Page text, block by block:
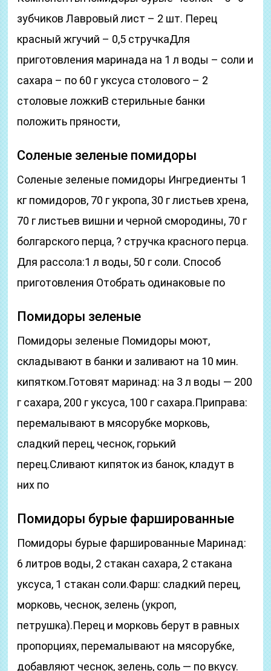
зубчиков Лавровый лист – 2 шт. Перец
красный жгучий – 0,5 стручкаДля
приготовления маринада на 1 л воды – соли и
сахара – по 60 г уксуса столового – 2
столовые ложкиВ стерильные банки
положить пряности,
Соленые зеленые помидоры
Соленые зеленые помидоры Ингредиенты 1
кг помидоров, 70 г укропа, 30 г листьев хрена,
70 г листьев вишни и черной смородины, 70 г
болгарского перца, ? стручка красного перца.
Для рассола:1 л воды, 50 г соли. Способ
приготовления Отобрать одинаковые по
Помидоры зеленые
Помидоры зеленые Помидоры моют,
складывают в банки и заливают на 10 мин.
кипятком.Готовят маринад: на 3 л воды — 200
г сахара, 200 г уксуса, 100 г сахара.Приправа:
перемалывают в мясорубке морковь,
сладкий перец, чеснок, горький
перец.Сливают кипяток из банок, кладут в
них по
Помидоры бурые фаршированные
Помидоры бурые фаршированные Маринад:
6 литров воды, 2 стакан сахара, 2 стакана
уксуса, 1 стакан соли.Фарш: сладкий перец,
морковь, чеснок, зелень (укроп,
петрушка).Перец и морковь берут в равных
пропорциях, перемалывают на мясорубке,
добавляют чеснок, зелень, соль — по вкусу.